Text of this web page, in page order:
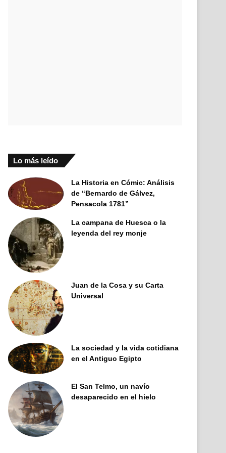
Lo más leído
La Historia en Cómic: Análisis
de “Bernardo de Gálvez,
Pensacola 1781”
La campana de Huesca o la
leyenda del rey monje
Juan de la Cosa y su Carta
Universal
La sociedad y la vida cotidiana
en el Antiguo Egipto
El San Telmo, un navío
desaparecido en el hielo